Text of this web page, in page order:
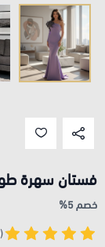
فستان سهرة
خصم 5%